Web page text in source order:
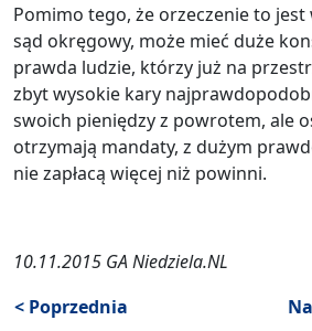
Pomimo tego, że orzeczenie to
sąd okręgowy, może mieć duże
prawda ludzie, którzy już na
zbyt wysokie kary
swoich pieniędzy z powrotem, ale
otrzymają mandaty, z dużym
nie zapłacą więcej niż powinni.
10.11.2015 GA Niedziela.NL
< Poprzednia